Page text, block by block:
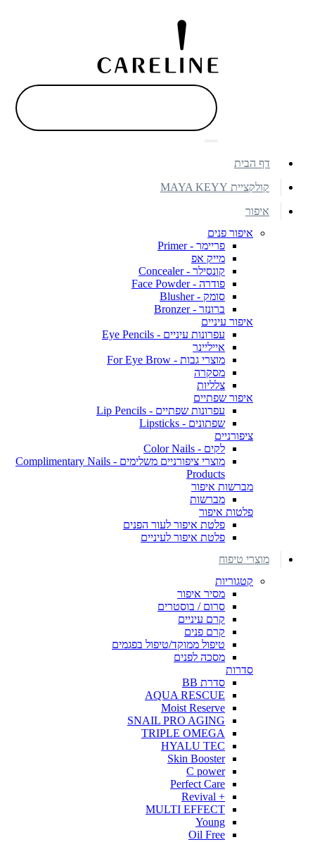
דף הבית
קולקציית MAYA KEYY
איפור
איפור פנים
פריימר - Primer
מייק אפ
קונסילר - Concealer
פודרה - Face Powder
סומק - Blusher
ברונזר - Bronzer
איפור עיניים
עפרונות עיניים - Eye Pencils
אייליינר
מוצרי גבות - For Eye Brow
מסקרה
צלליות
איפור שפתיים
עפרונות שפתיים - Lip Pencils
שפתונים - Lipsticks
ציפורניים
לקים - Color Nails
מוצרי ציפורניים משלימים - Complimentary Nails
Products
מברשות איפור
מברשות
פלטות איפור
פלטת איפור לעור הפנים
פלטת איפור לעיניים
מוצרי טיפוח
קטגוריות
מסיר איפור
סרום / בוסטרים
קרם עיניים
קרם פנים
טיפול ממוקד/טיפול בפגמים
מסכה לפנים
סדרות
סדרת BB
AQUA RESCUE
Moist Reserve
SNAIL PRO AGING
TRIPLE OMEGA
HYALU TEC
Skin Booster
C power
Perfect Care
+ Revival
MULTI EFFECT
Young
Oil Free